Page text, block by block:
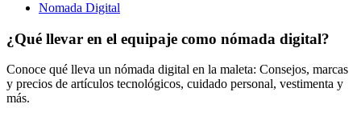
Nomada Digital
¿Qué llevar en el equipaje como nómada digital?
Conoce qué lleva un nómada digital en la maleta: Consejos, marcas
y precios de artículos tecnológicos, cuidado personal, vestimenta y
más.